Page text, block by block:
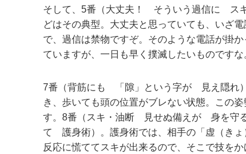
そして、5番（大丈夫！ そういう過信に ス
どはその典型。大丈夫と思っていても、いざ
で、過信は禁物ですぞ。そのような電話が掛
ていますが、一日も早く撲滅したいものですな
7番（背筋にも 「隙」という字が 見え隠れ）
き、歩いても頭の位置がブレない状態。この
す。8番（スキ・油断 見せぬ備えが 身を守
て 護身術）。護身術では、相手の「虚（きょ
反応に慌ててスキが出来るので、そこで技を